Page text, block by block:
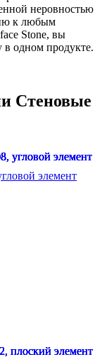
неровностью
к любым
Stone, вы
в одном продукте.
Стеновые
элемент